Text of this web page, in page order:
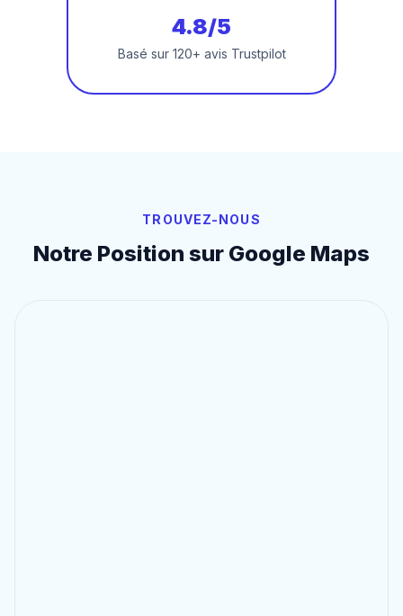
4.8/5
Basé sur 120+ avis Trustpilot
TROUVEZ-NOUS
Notre Position sur Google Maps